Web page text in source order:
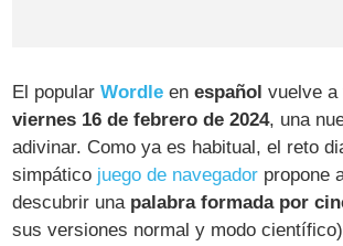
El popularWordle enespañol vuelve a
viernes 16 de febrero de 2024, una
adivinar. Como ya es habitual, el reto
simpático juego de navegador propone
descubrir una palabra formada por
sus versiones normal y modo